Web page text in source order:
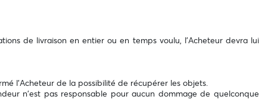
de livraison en entier ou en temps voulu, l’Acheteur devra lui
l’Acheteur de la possibilité de récupérer les objets.
n'est pas responsable pour aucun dommage de quelconque